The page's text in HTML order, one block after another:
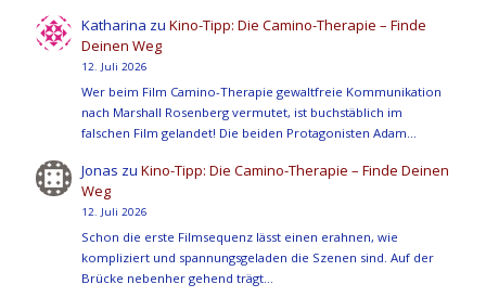
Katharina zuKino-Tipp: Die Camino-Therapie – Finde
Deinen Weg
12. Juli 2026
Wer beim Film Camino-Therapie gewaltfreie Kommunikation
nach Marshall Rosenberg vermutet, ist buchstäblich im
falschen Film gelandet! Die beiden Protagonisten Adam…
Jonas zuKino-Tipp: Die Camino-Therapie – Finde Deinen
Weg
12. Juli 2026
Schon die erste Filmsequenz lässt einen erahnen, wie
kompliziert und spannungsgeladen die Szenen sind. Auf der
Brücke nebenher gehend trägt…